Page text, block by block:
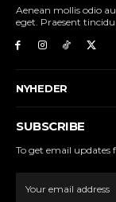
Aenean mollis odio
eget. Praesent
NYHEDER
SUBSCRIBE
To get email updates